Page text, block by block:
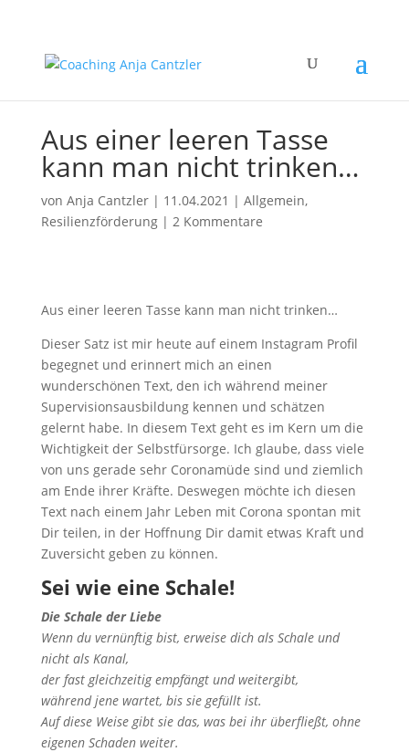
Aus einer leeren Tasse
kann man nicht trinken…
von Anja Cantzler| 11.04.2021 | Allgemein,
Resilienzförderung| 2 Kommentare
Aus einer leeren Tasse kann man nicht trinken…
Dieser Satz ist mir heute auf einem Instagram Profil
begegnet und erinnert mich an einen
wunderschönen Text, den ich während meiner
Supervisionsausbildung kennen und schätzen
gelernt habe. In diesem Text geht es im Kern um die
Wichtigkeit der Selbstfürsorge. Ich glaube, dass viele
von uns gerade sehr Coronamüde sind und ziemlich
am Ende ihrer Kräfte. Deswegen möchte ich diesen
Text nach einem Jahr Leben mit Corona spontan mit
Dir teilen, in der Hoffnung Dir damit etwas Kraft und
Zuversicht geben zu können.
Sei wie eine Schale!
Die Schale der Liebe
Wenn du vernünftig bist, erweise dich als Schale und
nicht als Kanal,
der fast gleichzeitig empfängt und weitergibt,
während jene wartet, bis sie gefüllt ist.
Auf diese Weise gibt sie das, was bei ihr überfließt, ohne
eigenen Schaden weiter.